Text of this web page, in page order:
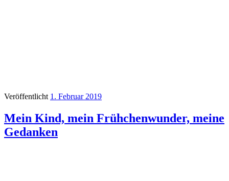
Veröffentlicht 1. Februar 2019
Mein Kind, mein Frühchenwunder, meine
Gedanken